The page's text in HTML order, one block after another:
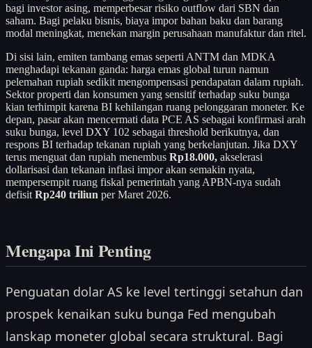
bagi investor asing, memperbesar risiko outflow dari SBN dan
saham. Bagi pelaku bisnis, biaya impor bahan baku dan barang
modal meningkat, menekan margin perusahaan manufaktur dan ritel.
Di sisi lain, emiten tambang emas seperti ANTM dan MDKA
menghadapi tekanan ganda: harga emas global turun namun
pelemahan rupiah sedikit mengompensasi pendapatan dalam rupiah.
Sektor properti dan konsumen yang sensitif terhadap suku bunga
kian terhimpit karena BI kehilangan ruang pelonggaran moneter. Ke
depan, pasar akan mencermati data PCE AS sebagai konfirmasi arah
suku bunga, level DXY 102 sebagai threshold berikutnya, dan
respons BI terhadap tekanan rupiah yang berkelanjutan. Jika DXY
terus menguat dan rupiah menembus Rp18.000, akselerasi
dollarisasi dan tekanan inflasi impor akan semakin nyata,
mempersempit ruang fiskal pemerintah yang APBN-nya sudah
defisit Rp240 triliun per Maret 2026.
Mengapa Ini Penting
Penguatan dolar AS ke level tertinggi setahun dan
prospek kenaikan suku bunga Fed mengubah
lanskap moneter global secara struktural. Bagi